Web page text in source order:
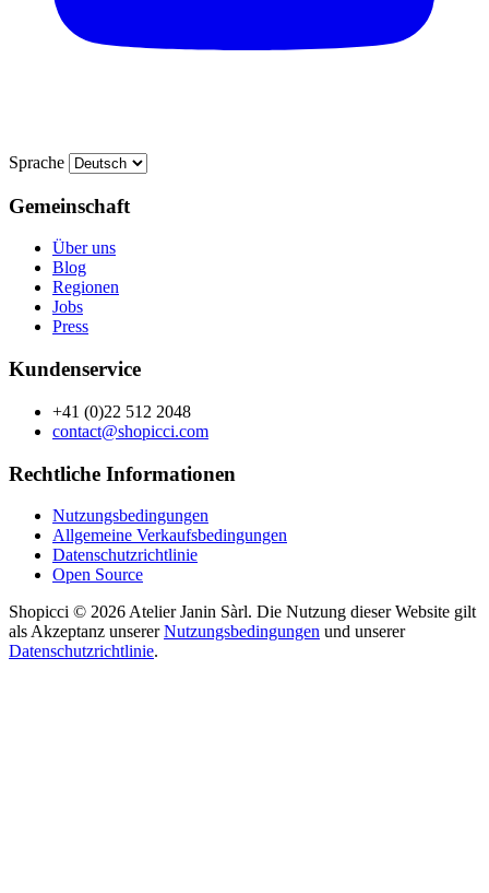
Sprache
Gemeinschaft
Über uns
Blog
Regionen
Jobs
Press
Kundenservice
+41 (0)22 512 2048
contact@shopicci.com
Rechtliche Informationen
Nutzungsbedingungen
Allgemeine Verkaufsbedingungen
Datenschutzrichtlinie
Open Source
Shopicci © 2026 Atelier Janin Sàrl. Die Nutzung dieser Website gilt
als Akzeptanz unsererNutzungsbedingungen und unserer
Datenschutzrichtlinie.